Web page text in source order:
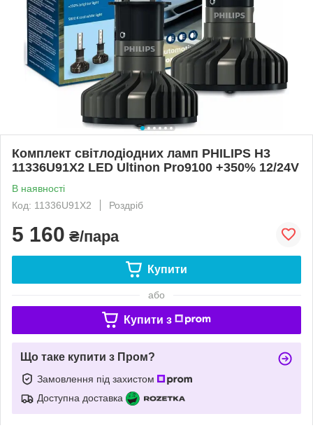
Комплект світлодіодних ламп PHILIPS H3
11336U91X2 LED Ultinon Pro9100 +350% 12/24V
В наявності
Код: 11336U91X2
Роздріб
5 160 ₴/пара
Купити
або
Купити з
Що таке купити з Пром?
Замовлення під захистом
Доступна доставка